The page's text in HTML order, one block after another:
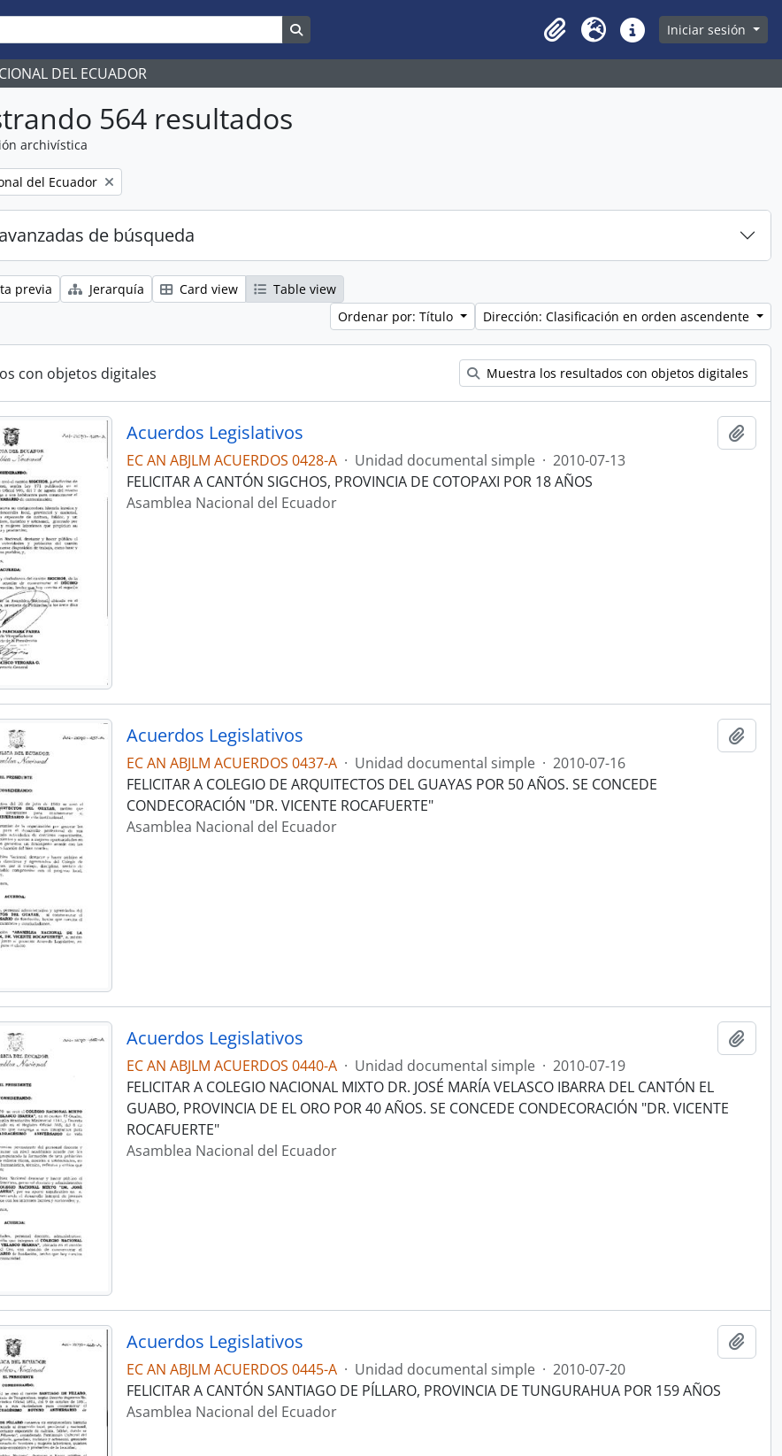
Clipboard
Idioma Enlaces rápidos
Iniciar sesión
DEL ECUADOR
564 resultados
archivística
del Ecuador
de búsqueda
previa Jerarquía Card view
Table view
Ordenar por: Título
Dirección: Clasificación en orden ascendente
con objetos digitales Muestra los resultados con objetos digitales
Acuerdos Legislativos
EC AN ABJLM ACUERDOS 0428-A · Unidad documental simple · 2010-07-13
FELICITAR A CANTÓN SIGCHOS, PROVINCIA DE COTOPAXI POR 18 AÑOS
Asamblea Nacional del Ecuador
Acuerdos Legislativos
EC AN ABJLM ACUERDOS 0437-A · Unidad documental simple · 2010-07-16
FELICITAR A COLEGIO DE ARQUITECTOS DEL GUAYAS POR 50 AÑOS. SE CONCEDE
CONDECORACIÓN "DR. VICENTE ROCAFUERTE"
Asamblea Nacional del Ecuador
Acuerdos Legislativos
EC AN ABJLM ACUERDOS 0440-A · Unidad documental simple · 2010-07-19
FELICITAR A COLEGIO NACIONAL MIXTO DR. JOSÉ MARÍA VELASCO IBARRA DEL CANTÓN EL
GUABO, PROVINCIA DE EL ORO POR 40 AÑOS. SE CONCEDE CONDECORACIÓN "DR. VICENTE
ROCAFUERTE"
Asamblea Nacional del Ecuador
Acuerdos Legislativos
EC AN ABJLM ACUERDOS 0445-A · Unidad documental simple · 2010-07-20
FELICITAR A CANTÓN SANTIAGO DE PÍLLARO, PROVINCIA DE TUNGURAHUA POR 159 AÑOS
Asamblea Nacional del Ecuador